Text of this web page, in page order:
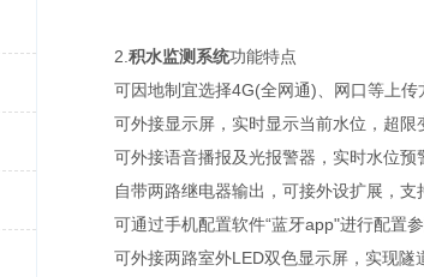
2. 积水监测系统功能特点
可因地制宜选择4G(全网通)、网口等上传
可外接显示屏，实时显示当前水位，超限
可外接语音播报及光报警器，实时水位预
自带两路继电器输出，可接外设扩展，支
可通过手机配置软件“蓝牙app"进行配置参
可外接两路室外LED双色显示屏，实现隧